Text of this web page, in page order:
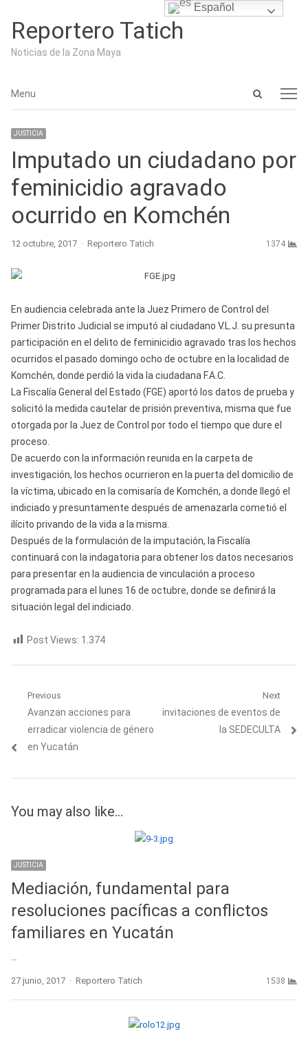
Reportero Tatich
Noticias de la Zona Maya
Open
Menu
Menu
JUSTICIA
Imputado un ciudadano por
feminicidio agravado
ocurrido en Komchén
12 octubre, 2017 Author
Reportero Tatich 1374
En audiencia celebrada ante la Juez Primero de Control del
Primer Distrito Judicial se imputó al ciudadano V.L.J. su presunta
participación en el delito de feminicidio agravado tras los hechos
ocurridos el pasado domingo ocho de octubre en la localidad de
Komchén, donde perdió la vida la ciudadana F.A.C.
La Fiscalía General del Estado (FGE) aportó los datos de prueba y
solicitó la medida cautelar de prisión preventiva, misma que fue
otorgada por la Juez de Control por todo el tiempo que dure el
proceso.
De acuerdo con la información reunida en la carpeta de
investigación, los hechos ocurrieron en la puerta del domicilio de
la víctima, ubicado en la comisaría de Komchén, a donde llegó el
indiciado y presuntamente después de amenazarla cometió el
ilícito privando de la vida a la misma.
Después de la formulación de la imputación, la Fiscalía
continuará con la indagatoria para obtener los datos necesarios
para presentar en la audiencia de vinculación a proceso
programada para el lunes 16 de octubre, donde se definirá la
situación legal del indiciado.
Post Views: 1.374
Navegación
de
entradas
Previous
Previous
post:
Avanzan acciones para
erradicar violencia de género
en Yucatán
Next
Next
invitaciones de eventos de
la SEDECULTA
You may also like...
JUSTICIA
Mediación, fundamental para
resoluciones pacíficas a conflictos
familiares en Yucatán
27 junio, 2017 Author
Reportero Tatich 1538
Español